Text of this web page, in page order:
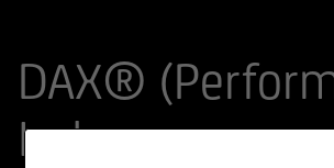
DAX®
Index